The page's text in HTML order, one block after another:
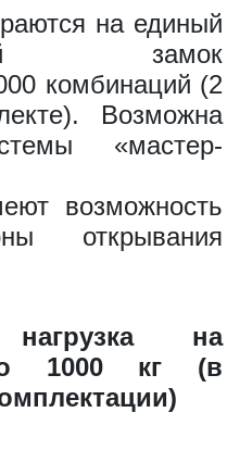
312 x 227 x 40
0.9 кг
155
на единый
замок
комбинаций (2
Возможна
«мастер-
возможность
открывания
нагрузка на
1000 кг (в